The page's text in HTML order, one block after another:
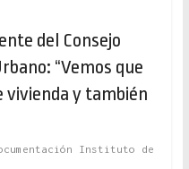
del Consejo
“Vemos que
vivienda y también
Instituto de